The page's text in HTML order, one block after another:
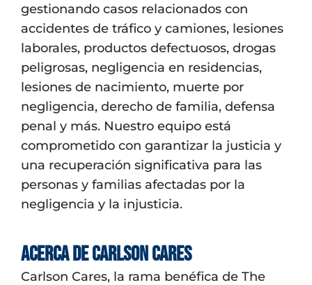
gestionando casos relacionados con
accidentes de tráfico y camiones, lesiones
laborales, productos defectuosos, drogas
peligrosas, negligencia en residencias,
lesiones de nacimiento, muerte por
negligencia, derecho de familia, defensa
penal y más. Nuestro equipo está
comprometido con garantizar la justicia y
una recuperación significativa para las
personas y familias afectadas por la
negligencia y la injusticia.
Acerca de Carlson Cares
Carlson Cares, la rama benéfica de The